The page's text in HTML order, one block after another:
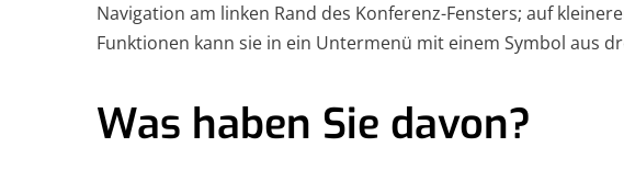
Navigation am linken Rand des Konferenz-Fensters; auf
Funktionen kann sie in ein Untermenü mit einem Symbol aus
Was haben Sie davon?